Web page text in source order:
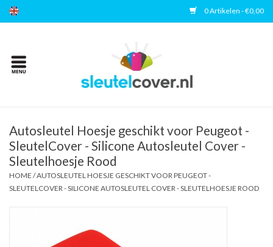
0 Artikelen - €0,00
Home
Accessoires
Veelgestelde vragen
Autosleutel Hoesje geschikt voor Peugeot -
SleutelCover - Silicone Autosleutel Cover -
Sleutelhoesje Rood
HOME /AUTOSLEUTEL HOESJE GESCHIKT VOOR PEUGEOT -
SLEUTELCOVER - SILICONE AUTOSLEUTEL COVER - SLEUTELHOESJE ROOD